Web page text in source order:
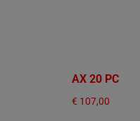
AX 20 PC
€ 107,00